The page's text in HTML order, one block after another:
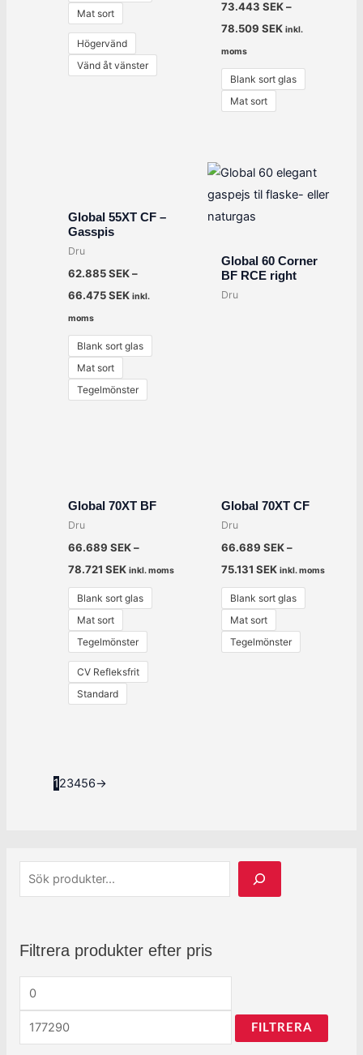
Filtrera produkter efter pris
FILTRERA
Mat sort
Högervänd
Vänd åt vänster
73.443SEK–
78.509SEK inkl.
moms
Blank sort glas
Mat sort
Global 55XT CF –
Gasspis
Dru
62.885SEK–
66.475SEK inkl.
moms
Blank sort glas
Mat sort
Tegelmönster
Global 60 Corner
BF RCE right
Dru
Global 70XT BF
Dru
66.689 SEK–
78.721 SEK inkl. moms
Blank sort glas
Mat sort
Tegelmönster
CV Refleksfrit
Standard
Global 70XT CF
Dru
66.689SEK–
75.131SEK inkl. moms
Blank sort glas
Mat sort
Tegelmönster
123456→